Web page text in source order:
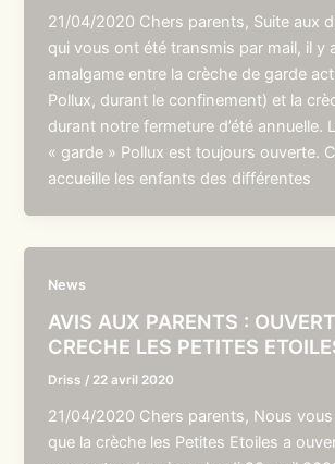
21/04/2020 Chers parents, Suite aux
qui vous ont été transmis par mail, il y
amalgame entre la crèche de garde
Pollux, durant le confinement) et la
durant notre fermeture d’été annuelle.
« garde » Pollux est toujours ouverte.
accueille les enfants des différentes
News
AVIS AUX PARENTS :
CRECHE LES PETITES
Driss / 22 avril 2020
21/04/2020 Chers parents, Nous
que la crèche les Petites Etoiles a